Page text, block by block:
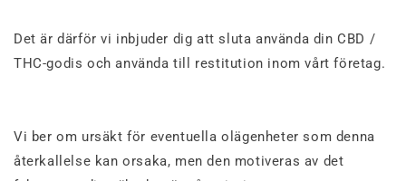
Det är därför vi inbjuder dig att sluta använda din CBD /
THC-godis och användatill restitution inom vårt företag.
Vi ber om ursäkt för eventuella olägenheter som denna
återkallelse kan orsaka, men den motiveras av det